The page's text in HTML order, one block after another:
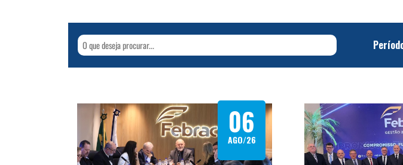
06
AGO/26